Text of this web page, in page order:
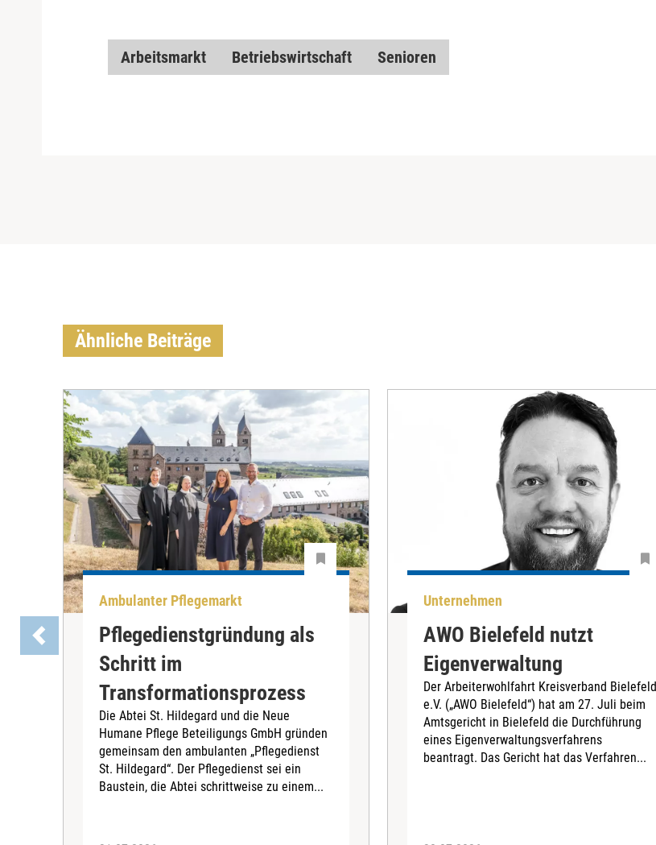
Arbeitsmarkt Betriebswirtschaft Senioren
Ähnliche Beiträge
Ambulanter Pflegemarkt
Pflegedienstgründung als
Schritt im
Transformationsprozess
Die Abtei St. Hildegard und die Neue
Humane Pflege Beteiligungs GmbH gründen
gemeinsam den ambulanten „Pflegedienst
St. Hildegard“. Der Pflegedienst sei ein
Baustein, die Abtei schrittweise zu einem...
Unternehmen
AWO Bielefeld nutzt
Eigenverwaltung
Der Arbeiterwohlfahrt Kreisverband Bielefeld
e.V. („AWO Bielefeld“) hat am 27. Juli beim
Amtsgericht in Bielefeld die Durchführung
eines Eigenverwaltungsverfahrens
beantragt. Das Gericht hat das Verfahren...